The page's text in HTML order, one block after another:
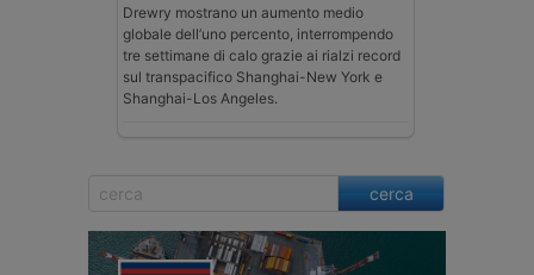
Drewry mostrano un aumento medio
globale dell’uno percento, interrompendo
tre settimane di calo grazie ai rialzi record
sul transpacifico Shanghai-New York e
Shanghai-Los Angeles.
cerca